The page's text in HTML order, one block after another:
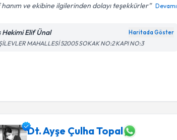
hanım ve ekibine ilgilerinden dolayı teşekkürler Devamı
Hekimi Elif Ünal Haritada Göster
MAHALLESİ 52005 SOKAK NO:2 KAPI NO:3
Dt. Ayşe Çulha Topal